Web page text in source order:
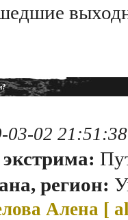
03-02 21:51:38
регион:
Алена [